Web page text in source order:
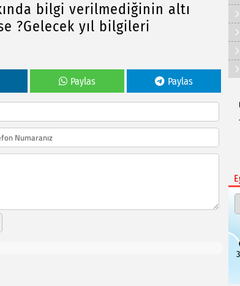
bilgi verilmediğinin altı
?Gelecek yıl bilgileri
Paylas Paylas